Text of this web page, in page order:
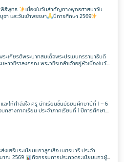
น
ะฯ
สอน
ยี
โลยี
วณ
หลือง
วณ
นวณ
วณ
ธีพุทธ
เนื่องในวันสำคัญทางพุทธศาสนาวัน
ชา และวันเข้าพรรษา
ปีการศึกษา 2569
ระเกียรติพระบาทสมเด็จพระปรเมนทรรามาธิบดี
หาวชิราลงกรณ พระวชิรเกล้าเจ้าอยู่หัวเนื่องในวัน
ละให้กำลังใจ ครู นักเรียนชั้นมัธยมศึกษาปีที่ 1 – 6
บกลางภาคเรียน ประจำภาคเรียนที่ 1 ปีการศึกษา
งเสริมระเบียบแถวลูกเสือ เนตรนารี ประจำ
าณ 2569
กิจกรรมการประกวดระเบียบแถวผู้